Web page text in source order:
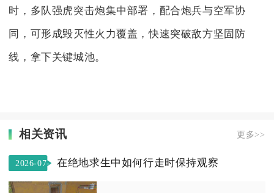
时，多队强虎突击炮集中部署，配合炮兵与空军协
同，可形成毁灭性火力覆盖，快速突破敌方坚固防
线，拿下关键城池。
相关资讯 更多>>
2026-07-
在绝地求生中如何行走时保持观察